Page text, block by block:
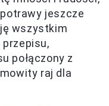
jeszcze
wszystkim
połączony z
raj dla